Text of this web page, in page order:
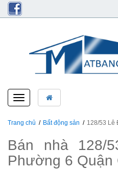
Toggle
navigation
Trang chủ Bất động sản 128/53 Lê
Bán nhà 128/
Phường 6 Quận